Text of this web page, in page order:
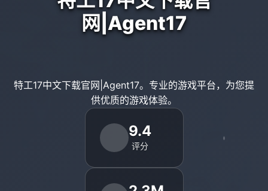
网|Agent17
特工17中文下载官网|Agent17。专业的游戏平台，为您提
供优质的游戏体验。
9.4
评分